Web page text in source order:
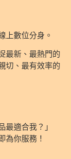
上數位分身。
最新、最熱門的
切、最有效率的
適合我？」
為你服務！